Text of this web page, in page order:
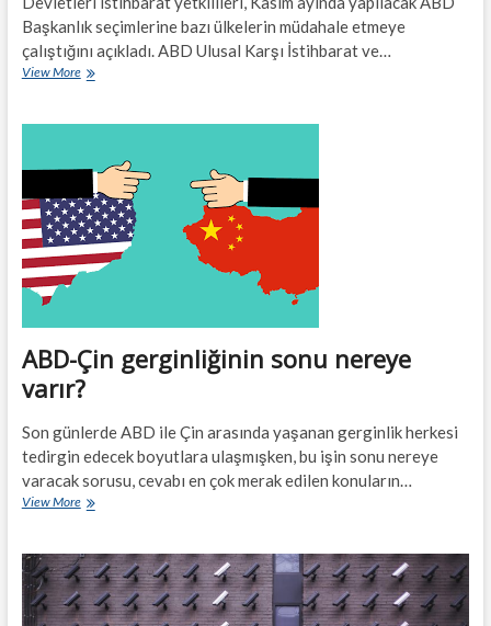
Başkanlık seçimlerine bazı ülkelerin müdahale etmeye
çalıştığını açıkladı. ABD Ulusal Karşı İstihbarat ve…
View MoreABD
Trump’ı,
ise
Biden’i
mi
destekliyor?
ABD-Çin gerginliğinin sonu nereye
varır?
Son günlerde ABD ile Çin arasında yaşanan gerginlik herkesi
tedirgin edecek boyutlara ulaşmışken, bu işin sonu nereye
varacak sorusu, cevabı en çok merak edilen konuların…
View MoreABD-
sonu
nereye
varır?